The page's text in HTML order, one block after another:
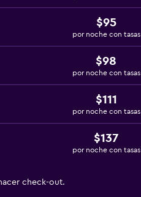
$95
por noche con tasas
$98
por noche con tasas
$111
por noche con tasas
$137
por noche con tasas
check-out.